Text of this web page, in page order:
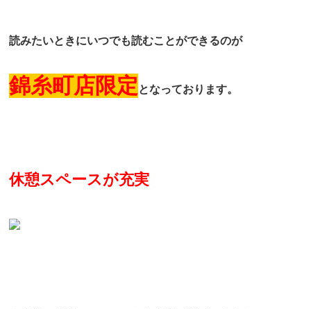
読みたいときにいつでも読むことができるのが
錦糸町店限定 となっております。
休憩スペースが充実